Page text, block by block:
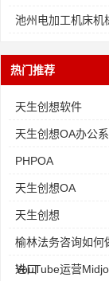
池州电加工机床机
热门推荐
天生创想软件
天生创想OA办公
PHPOA
天生创想OA
天生创想
榆林法务咨询如何
进口
YouTube运营